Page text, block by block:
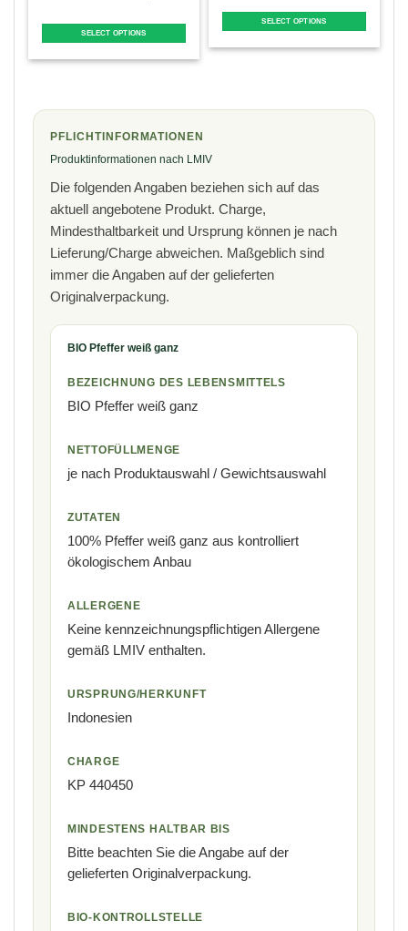
SELECT OPTIONS
The
options
be
chosen
on
the
product
SELECT OPTIONS
variants.
be
chosen
the
product
page
PFLICHTINFORMATIONEN
Produktinformationen nach LMIV
Die folgenden Angaben beziehen sich auf das
aktuell angebotene Produkt. Charge,
Mindesthaltbarkeit und Ursprung können je nach
Lieferung/Charge abweichen. Maßgeblich sind
immer die Angaben auf der gelieferten
Originalverpackung.
BIO Pfeffer weiß ganz
BEZEICHNUNG DES LEBENSMITTELS
BIO Pfeffer weiß ganz
NETTOFÜLLMENGE
je nach Produktauswahl / Gewichtsauswahl
ZUTATEN
100% Pfeffer weiß ganz aus kontrolliert
ökologischem Anbau
ALLERGENE
Keine kennzeichnungspflichtigen Allergene
gemäß LMIV enthalten.
URSPRUNG/HERKUNFT
Indonesien
CHARGE
KP 440450
MINDESTENS HALTBAR BIS
Bitte beachten Sie die Angabe auf der
gelieferten Originalverpackung.
BIO-KONTROLLSTELLE